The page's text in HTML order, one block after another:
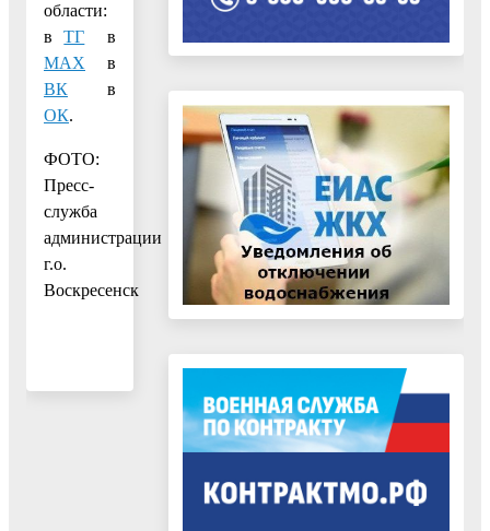
области:
вТГ в
МАХ в
ВК в
ОК.
ФОТО:
Пресс-
служба
администрации
г.о.
Воскресенск